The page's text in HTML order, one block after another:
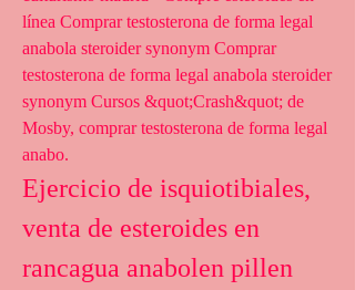
línea Comprar testosterona de forma legal
anabola steroider synonym Comprar
testosterona de forma legal anabola steroider
synonym Cursos &quot;Crash&quot; de
Mosby, comprar testosterona de forma legal
anabo.
Ejercicio de isquiotibiales,
venta de esteroides en
rancagua anabolen pillen